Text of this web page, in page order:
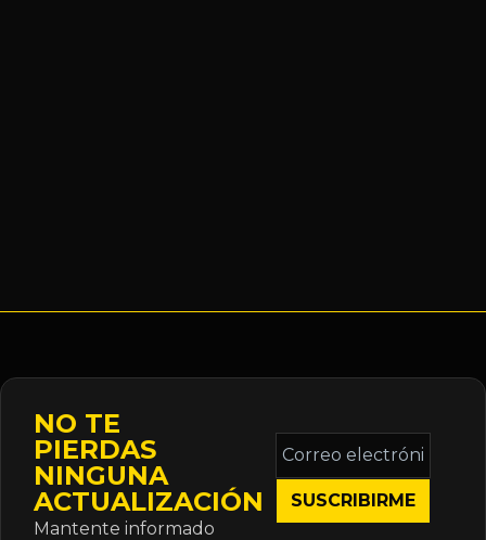
NO TE
PIERDAS
NINGUNA
ACTUALIZACIÓN
Mantente informado
Correo
electrónico
*